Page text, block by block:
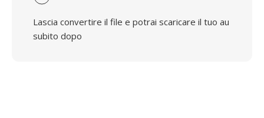
Lascia convertire il file e potrai scaricare il tuo au
subito dopo